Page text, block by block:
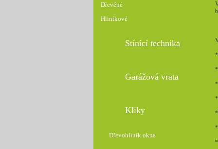
Dřevěné
Hliníkové
Stínící technika
Garážová vrata
Kliky
Dřevohliník.okna